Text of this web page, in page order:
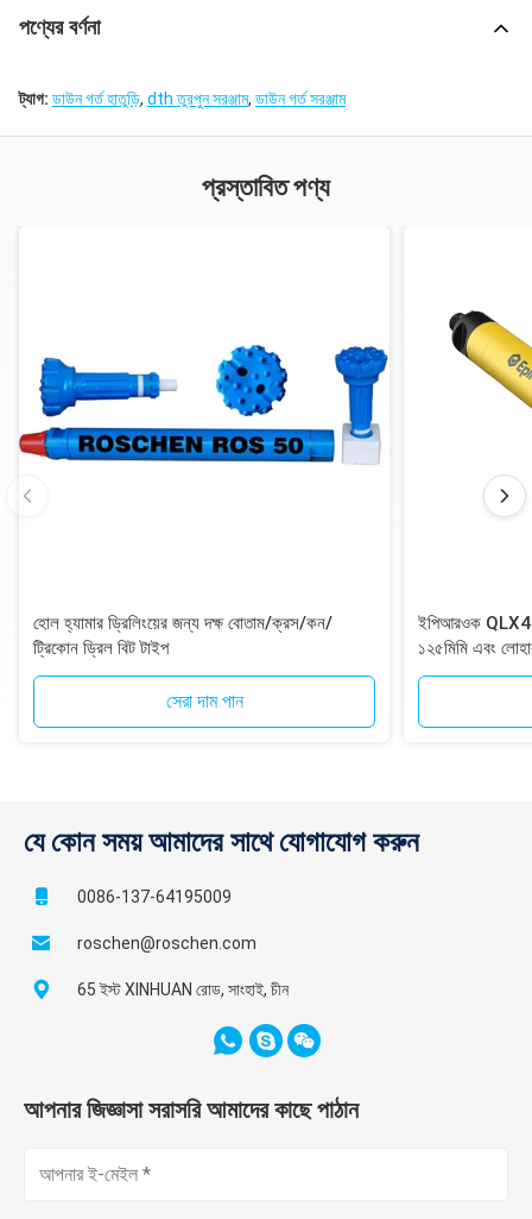
পণ্যের বর্ণনা
ট্যাগ: ডাউন গর্ত হাতুড়ি, dth তুরপুন সরঞ্জাম, ডাউন গর্ত সরঞ্জাম
প্রস্তাবিত পণ্য
হোল হ্যামার ড্রিলিংয়ের জন্য দক্ষ বোতাম/ক্রস/কন/
ট্রিকোন ড্রিল বিট টাইপ
সেরা দাম পান
ইপিআরওক
১২৫মিমি এবং
১২-স্প্লাইন
যে কোন সময় আমাদের সাথে যোগাযোগ করুন
0086-137-64195009
roschen@roschen.com
65 ইস্ট XINHUAN রোড, সাংহাই, চীন
আপনার জিজ্ঞাসা সরাসরি আমাদের কাছে পাঠান